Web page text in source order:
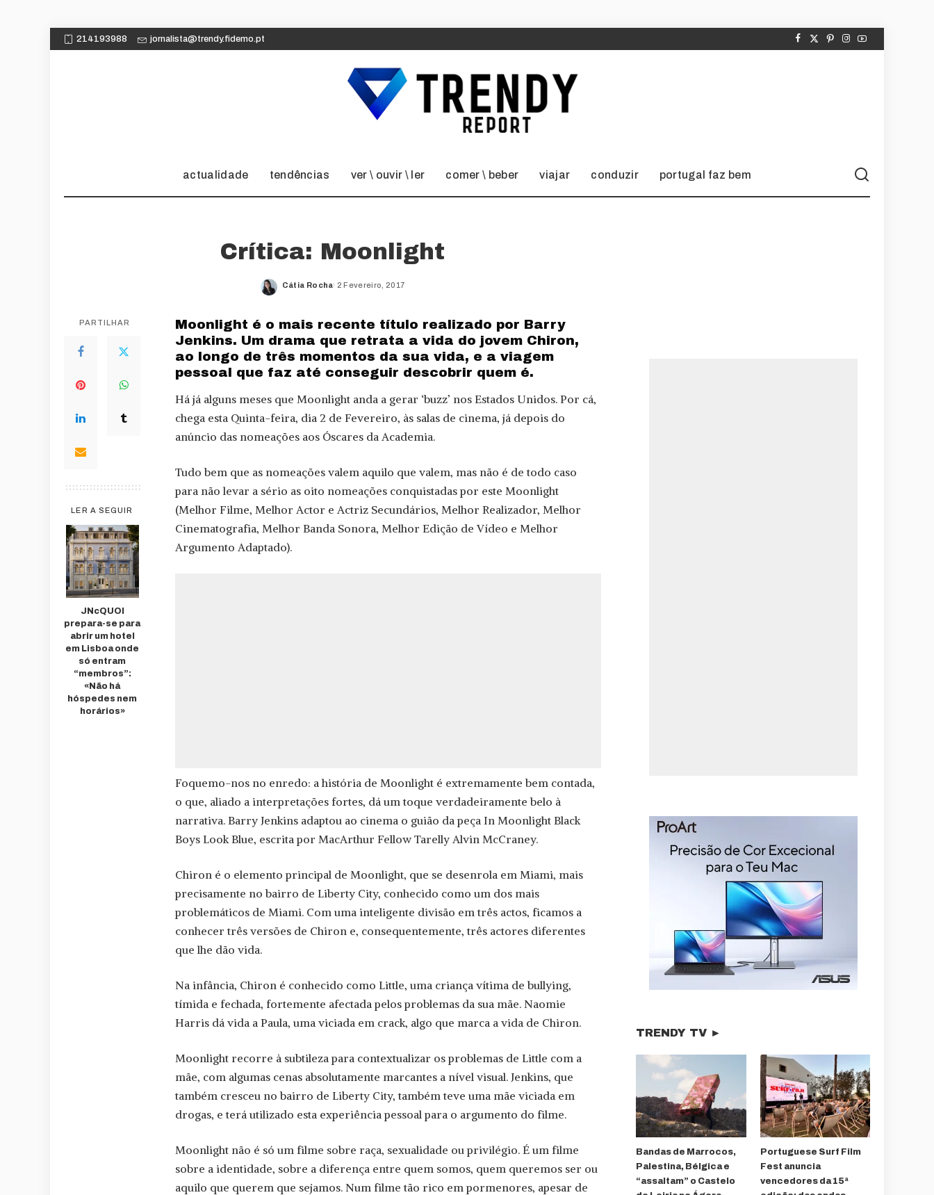
214193988 jornalista@trendy.fidemo.pt
actualidade tendências ver \ ouvir \ ler comer \ beber viajar conduzir portugal faz bem
Crítica: Moonlight
Posted
Cátia Rocha 2 Fevereiro, 2017
PARTILHAR
LER A SEGUIR
JNcQUOI
prepara-se para
abrir um hotel
em Lisboa onde
só entram
“membros”:
«Não há
hóspedes nem
horários»
Moonlight é o mais recente título realizado por Barry
Jenkins. Um drama que retrata a vida do jovem Chiron,
ao longo de três momentos da sua vida, e a viagem
pessoal que faz até conseguir descobrir quem é.
Há já alguns meses que Moonlight anda a gerar ‘buzz’ nos Estados Unidos. Por cá,
chega esta Quinta-feira, dia 2 de Fevereiro, às salas de cinema, já depois do
anúncio das nomeações aos Óscares da Academia.
Tudo bem que as nomeações valem aquilo que valem, mas não é de todo caso
para não levar a sério as oito nomeações conquistadas por este Moonlight
(Melhor Filme, Melhor Actor e Actriz Secundários, Melhor Realizador, Melhor
Cinematografia, Melhor Banda Sonora, Melhor Edição de Vídeo e Melhor
Argumento Adaptado).
Foquemo-nos no enredo: a história de Moonlight é extremamente bem contada,
o que, aliado a interpretações fortes, dá um toque verdadeiramente belo à
narrativa. Barry Jenkins adaptou ao cinema o guião da peça In Moonlight Black
Boys Look Blue, escrita por MacArthur Fellow Tarelly Alvin McCraney.
Chiron é o elemento principal de Moonlight, que se desenrola em Miami, mais
precisamente no bairro de Liberty City, conhecido como um dos mais
problemáticos de Miami. Com uma inteligente divisão em três actos, ficamos a
conhecer três versões de Chiron e, consequentemente, três actores diferentes
que lhe dão vida.
Na infância, Chiron é conhecido como Little, uma criança vítima de bullying,
tímida e fechada, fortemente afectada pelos problemas da sua mãe. Naomie
Harris dá vida a Paula, uma viciada em crack, algo que marca a vida de Chiron.
Moonlight recorre à subtileza para contextualizar os problemas de Little com a
mãe, com algumas cenas absolutamente marcantes a nível visual. Jenkins, que
também cresceu no bairro de Liberty City, também teve uma mãe viciada em
drogas, e terá utilizado esta experiência pessoal para o argumento do filme.
Moonlight não é só um filme sobre raça, sexualidade ou privilégio. É um filme
sobre a identidade, sobre a diferença entre quem somos, quem queremos ser ou
aquilo que querem que sejamos. Num filme tão rico em pormenores, apesar de
TRENDY TV ►
Bandas de Marrocos,
Palestina, Bélgica e
“assaltam” o Castelo
Portuguese Surf Film
Fest anuncia
vencedores da 15ª